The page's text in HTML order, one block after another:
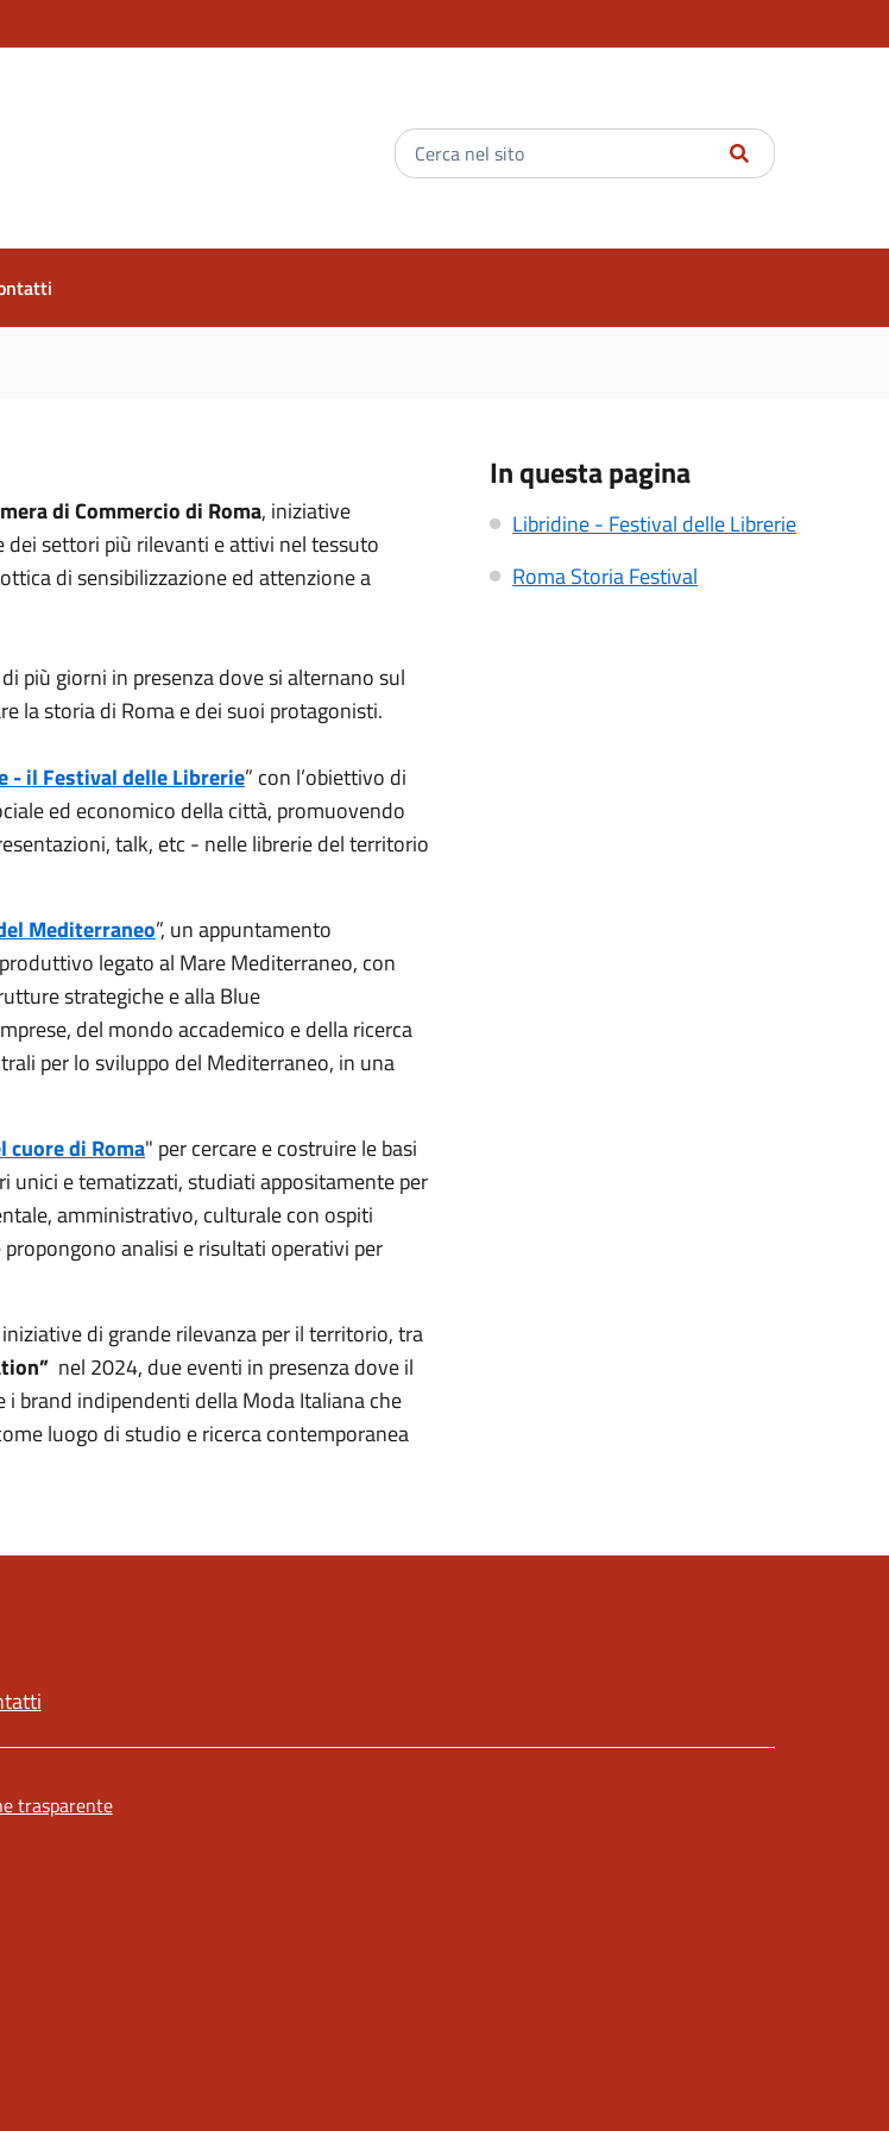
Inserisci
il
cercare
di Commercio di Roma, iniziative
settori più rilevanti e attivi nel tessuto
di sensibilizzazione ed attenzione a
più giorni in presenza dove si alternano sul
la storia di Roma e dei suoi protagonisti.
- il Festival delle Librerie” con l’obiettivo di
ed economico della città, promuovendo
talk, etc - nelle librerie del territorio
Mediterraneo”, un appuntamento
legato al Mare Mediterraneo, con
strategiche e alla Blue
del mondo accademico e della ricerca
per lo sviluppo del Mediterraneo, in una
cuore di Roma" per cercare e costruire le basi
unici e tematizzati, studiati appositamente per
amministrativo, culturale con ospiti
analisi e risultati operativi per
di grande rilevanza per il territorio, tra
nel 2024, due eventi in presenza dove il
brand indipendenti della Moda Italiana che
luogo di studio e ricerca contemporanea
In questa pagina
Libridine - Festival delle Librerie
Roma Storia Festival
trasparente